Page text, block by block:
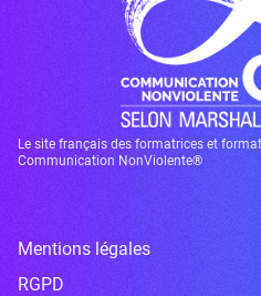
Le site français des formatrices et
Communication NonViolente®
Mentions légales
RGPD